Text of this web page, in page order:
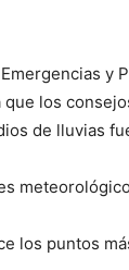
y
los
de lluvias
los puntos